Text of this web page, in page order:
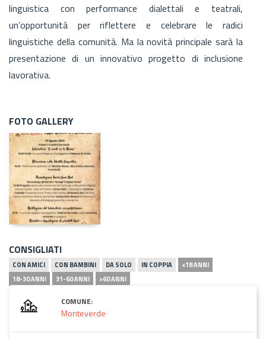
linguistica con performance dialettali e teatrali,
un’opportunità per riflettere e celebrare le radici
linguistiche della comunità. Ma la novità principale sarà la
presentazione di un innovativo progetto di inclusione
lavorativa.
FOTO GALLERY
CONSIGLIATI
CON AMICI CON BAMBINI DA SOLO IN COPPIA
<18 ANNI
18-30 ANNI
31-60 ANNI >60 ANNI
COMUNE:
Monteverde